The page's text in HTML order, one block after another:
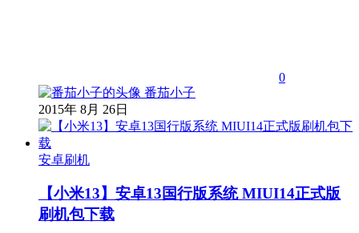
0
番茄小子
2015年 8月 26日
安卓刷机
【小米13】安卓13国行版系统 MIUI14正式版
刷机包下载